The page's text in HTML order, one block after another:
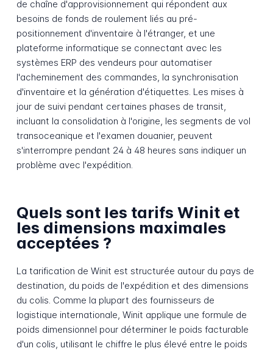
de chaîne d'approvisionnement qui répondent aux
besoins de fonds de roulement liés au pré-
positionnement d'inventaire à l'étranger, et une
plateforme informatique se connectant avec les
systèmes ERP des vendeurs pour automatiser
l'acheminement des commandes, la synchronisation
d'inventaire et la génération d'étiquettes. Les mises à
jour de suivi pendant certaines phases de transit,
incluant la consolidation à l'origine, les segments de vol
transoceanique et l'examen douanier, peuvent
s'interrompre pendant 24 à 48 heures sans indiquer un
problème avec l'expédition.
Quels sont les tarifs Winit et
les dimensions maximales
acceptées ?
La tarification de Winit est structurée autour du pays de
destination, du poids de l'expédition et des dimensions
du colis. Comme la plupart des fournisseurs de
logistique internationale, Winit applique une formule de
poids dimensionnel pour déterminer le poids facturable
d'un colis, utilisant le chiffre le plus élevé entre le poids